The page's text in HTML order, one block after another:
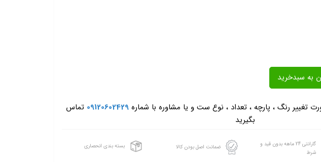
تغییر رنگ ، پارچه ، تعداد ، نوع ست و یا مشاوره با شماره09120602429 تماس
بگیرید
گارانتی 24 ماهه بدون قید و
شرط
ضمانت اصل بودن کالا بسته بندی انحصاری